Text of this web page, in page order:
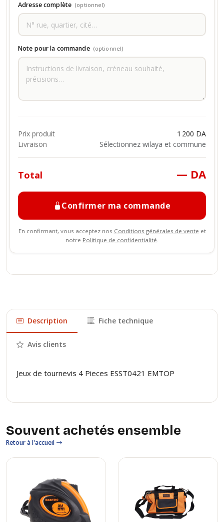
Adresse complète (optionnel)
Note pour la commande (optionnel)
Prix produit
1 200 DA
Livraison
Sélectionnez wilaya et commune
Total — DA
Confirmer ma commande
En confirmant, vous acceptez nos Conditions générales de vente et
notre Politique de confidentialité.
Description Fiche technique
Avis clients
Jeux de tournevis 4 Pieces ESST0421 EMTOP
Souvent achetés ensemble
Retour à l'accueil